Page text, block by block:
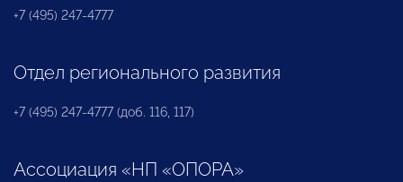
+7 (495) 247-4777
Отдел регионального развития
+7 (495) 247-4777 (доб. 116, 117)
Ассоциация «НП «ОПОРА»